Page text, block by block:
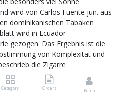
Category Orders Konto
wird von Carlos Fuente jun. aus
dominikanischen Tabaken
wird in Ecuador
gezogen. Das Ergebnis ist die
von Komplexität und
die Zigarre
Zigarren und ein
mit einem komplexen,